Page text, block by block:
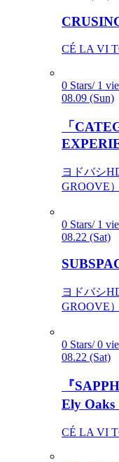
CÉ LA VI
0 Stars/ 1
08.09 (Sun)
「
ヨドバシ
GROOVE
0 Stars/ 1
08.22 (Sat)
ヨドバシ
GROOVE
0 Stars/ 0
08.22 (Sat)
『
Ely Oaks
CÉ LA VI